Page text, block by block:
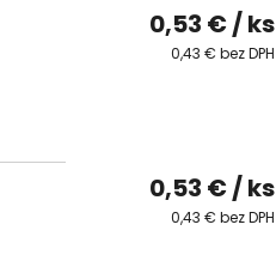
0,53 € / ks
0,43 € bez DPH
0,53 € / ks
0,43 € bez DPH